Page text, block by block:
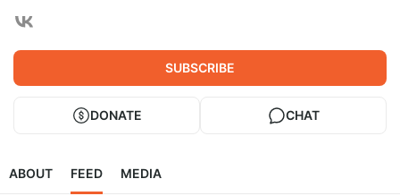
SUBSCRIBE
DONATE CHAT
ABOUT FEED MEDIA